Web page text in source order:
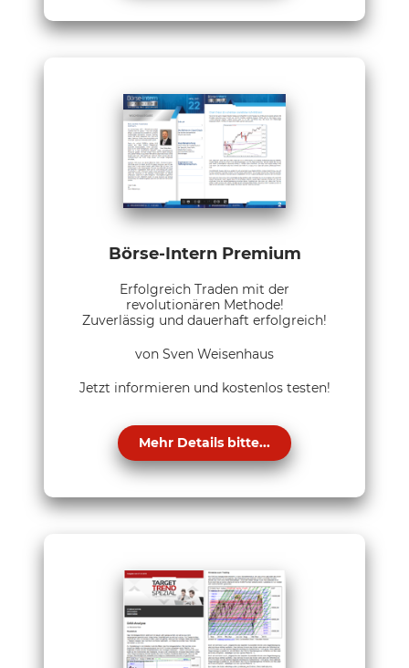
Börse-Intern Premium
Erfolgreich Traden mit der
revolutionären Methode!
Zuverlässig und dauerhaft erfolgreich!
von Sven Weisenhaus
Jetzt informieren und kostenlos testen!
Mehr Details bitte...